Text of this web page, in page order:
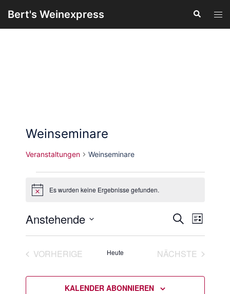
Inhalt
Bert's Weinexpress Suche
Weinseminare
Veranstaltungen Weinseminare
Veranstaltungen
HinweisEs wurden keine Ergebnisse gefunden.
Suche
und
SUCHELISTE
Anstehende
Datum
VORHERIGE
Heute
NÄCHSTE
KALENDER ABONNIEREN